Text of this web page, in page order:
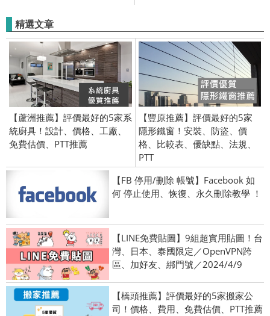
精選文章
【蘆洲推薦】評價最好的5家系
統廚具！設計、價格、工廠、
免費估價、PTT推薦
【豐原推薦】評價最好的5家
隱形鐵窗！安裝、防盜、價
格、比較表、優缺點、法規、
PTT
【FB 停用/刪除 帳號】Facebook 如
何 停止使用、恢復、永久刪除教學 ！
【LINE免費貼圖】9組超實用貼圖！台
灣、日本、泰國限定／OpenVPN跨
區、加好友、綁門號／2024/4/9
【橋頭推薦】評價最好的5家搬家公
司！價格、費用、免費估價、PTT推薦